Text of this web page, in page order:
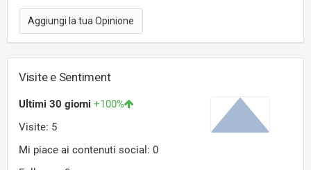
Aggiungi la tua Opinione
Visite e Sentiment